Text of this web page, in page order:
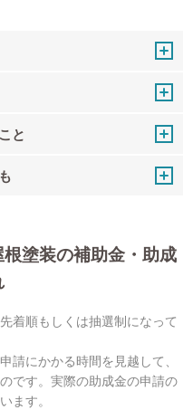
と
塗装の補助金・助成
着順もしくは抽選制になって
請にかかる時間を見越して、
です。実際の助成金の申請の
ます。